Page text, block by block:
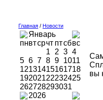
Главная / Новости
Январь
пнвтсрчт птсбвс
1
2 3 4
5 6 7 8 9 1011
12131415161718
19202122232425
262728293031
2026
вы